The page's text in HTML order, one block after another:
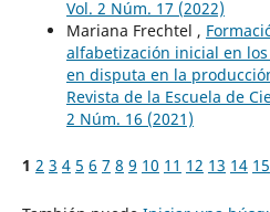
Vol. 2 Núm. 17 (2022)
Mariana Frechtel ,
alfabetización inicial en
en disputa en la
Revista de la Escuela de
2 Núm. 16 (2021)
1 2 3 4 5 6 7 8 9 10 11 12 13 14 15